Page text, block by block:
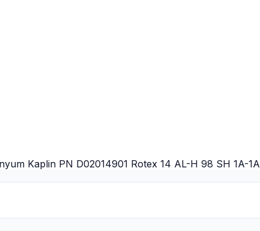
Kaplin PN D02014901 Rotex 14 AL-H 98 SH 1A-1A